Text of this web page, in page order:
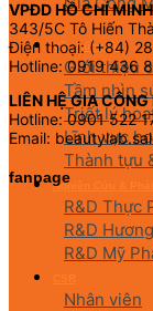
Về chúng tôi
Giới thiệu
Tầm nhìn
Triết lý
Lĩnh vực
Thành tựu
Nghiên Cứu & Phát
R&D Thực
R&D
R&D Mỹ
Nhân viên
VPĐD HỒ CHÍ
343/5C Tô Hiến
Điện thoại: (+84)
Hotline: 0919 436
LIÊN HỆ GIA
Hotline: 0901 522
Email:
fanpage